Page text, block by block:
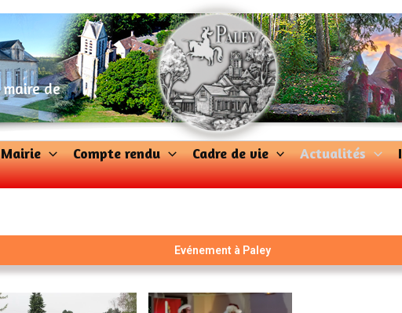
maire de
Mairie Compte rendu Cadre de vie Actualités
Evénement à Paley